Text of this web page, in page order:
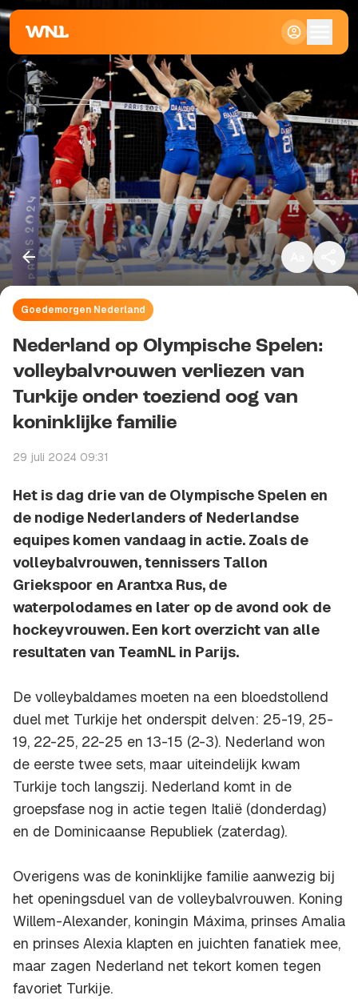
Klein
Standaard
Groot
Goedemorgen Nederland
Nederland op Olympische Spelen:
volleybalvrouwen verliezen van
Turkije onder toeziend oog van
koninklijke familie
29 juli 2024 09:31
Het is dag drie van de Olympische Spelen en
de nodige Nederlanders of Nederlandse
equipes komen vandaag in actie. Zoals de
volleybalvrouwen, tennissers Tallon
Griekspoor en Arantxa Rus, de
waterpolodames en later op de avond ook de
hockeyvrouwen. Een kort overzicht van alle
resultaten van TeamNL in Parijs.
De volleybaldames moeten na een bloedstollend
duel met Turkije het onderspit delven: 25-19, 25-
19, 22-25, 22-25 en 13-15 (2-3). Nederland won
de eerste twee sets, maar uiteindelijk kwam
Turkije toch langszij. Nederland komt in de
groepsfase nog in actie tegen Italië (donderdag)
en de Dominicaanse Republiek (zaterdag).
Overigens was de koninklijke familie aanwezig bij
het openingsduel van de volleybalvrouwen. Koning
Willem-Alexander, koningin Máxima, prinses Amalia
en prinses Alexia klapten en juichten fanatiek mee,
maar zagen Nederland net tekort komen tegen
favoriet Turkije.